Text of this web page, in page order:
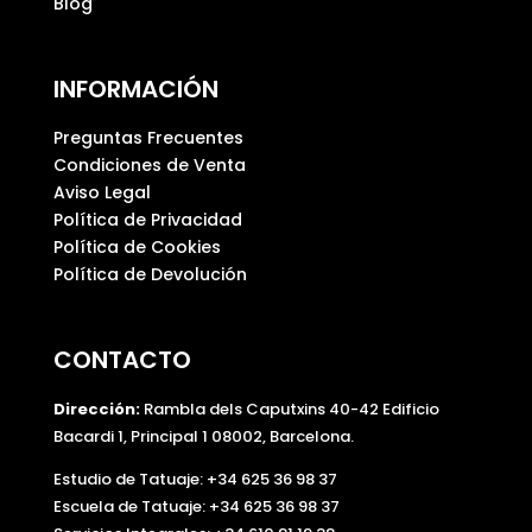
.
INFORMACIÓN
Preguntas Frecuentes
Condiciones de Venta
Aviso Legal
Política de Privacidad
Política de Cookies
Política de Devolución
CONTACTO
Dirección:Rambla dels Caputxins 40-42 Edificio
Bacardi 1, Principal 1 08002, Barcelona.
Estudio de Tatuaje: +34 625 36 98 37
Escuela de Tatuaje: +34 625 36 98 37